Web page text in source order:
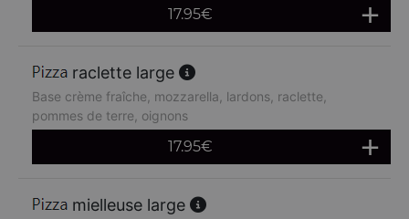
17.95€
raclette large
Base crème fraîche, mozzarella, lardons, raclette,
pommes de terre, oignons
17.95€
mielleuse large